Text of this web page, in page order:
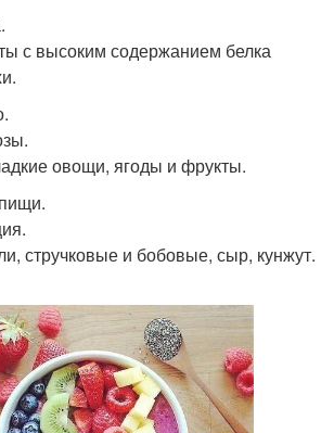
с высоким содержанием белка
овощи, ягоды и фрукты.
стручковые и бобовые, сыр, кунжут.